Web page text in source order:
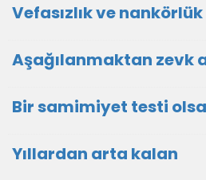
Vefasızlık ve nankörlük
Aşağılanmaktan zevk
Bir samimiyet testi
Yıllardan arta kalan